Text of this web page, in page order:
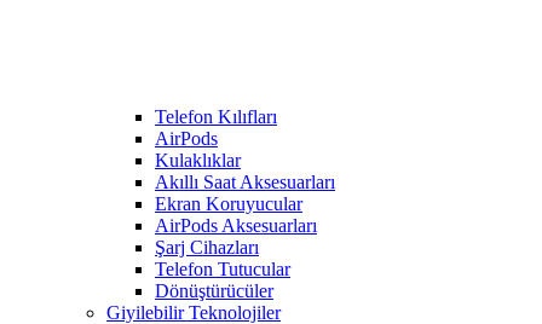
Telefon Kılıfları
AirPods
Kulaklıklar
Akıllı Saat Aksesuarları
Ekran Koruyucular
AirPods Aksesuarları
Şarj Cihazları
Telefon Tutucular
Dönüştürücüler
Giyilebilir Teknolojiler